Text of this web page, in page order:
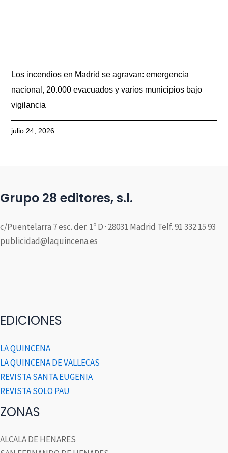
Los incendios en Madrid se agravan: emergencia
nacional, 20.000 evacuados y varios municipios bajo
vigilancia
julio 24, 2026
Grupo 28 editores, s.l.
c/Puentelarra 7 esc. der. 1º D · 28031 Madrid Telf. 91 332 15 93
publicidad@laquincena.es
EDICIONES
LA QUINCENA
LA QUINCENA DE VALLECAS
REVISTA SANTA EUGENIA
REVISTA SOLO PAU
ZONAS
ALCALA DE HENARES